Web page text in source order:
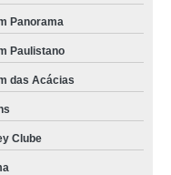
Panorama
Paulistano
das Acácias
Clube